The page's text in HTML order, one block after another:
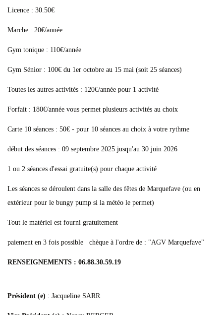
Licence : 30.50€
Marche : 20€/année
Gym tonique : 110€/année
Gym Sénior : 100€ du 1er octobre au 15 mai (soit 25 séances)
Toutes les autres activités : 120€/année pour 1 activité
Forfait : 180€/année vous permet plusieurs activités au choix
Carte 10 séances : 50€ - pour 10 séances au choix à votre rythme
début des séances : 09 septembre 2025 jusqu'au 30 juin 2026
1 ou 2 séances d'essai gratuite(s) pour chaque activité
Les séances se déroulent dans la salle des fêtes de Marquefave (ou en
extérieur pour le bungy pump si la météo le permet)
Tout le matériel est fourni gratuitement
paiement en 3 fois possible chèque à l'ordre de : "AGV Marquefave"
RENSEIGNEMENTS : 06.88.30.59.19
Président (e) : Jacqueline SARR